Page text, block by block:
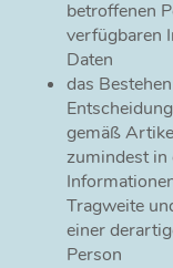
betroffenen
verfügbaren
Daten
das
gemäß
zumindest in
Tragweite
einer
Person